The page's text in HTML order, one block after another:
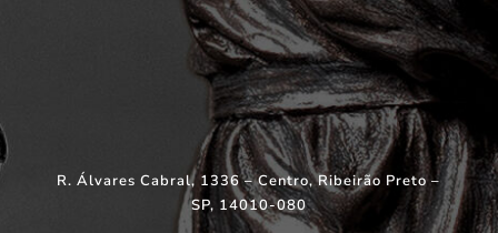
R. Álvares Cabral, 1336 – Centro, Ribeirão Preto –
SP, 14010-080